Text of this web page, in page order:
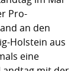
Pro-
an den
Holstein aus
eine